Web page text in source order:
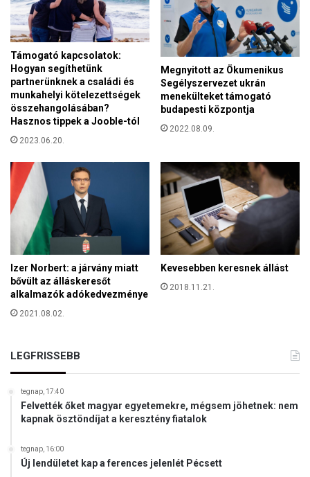
s
o
k
a
t
h
e
t
n
!
–
G
á
e
l
n
s
a
V
a
r
p
Támogató kapcsolatok:
Hogyan segíthetünk
partnerünknek a családi és
munkahelyi kötelezettségek
összehangolásában?
Hasznos tippek a Jooble-tól
2023.06.20.
Megnyitott az Ökumenikus
Segélyszervezet ukrán
menekülteket támogató
budapesti központja
2022.08.09.
Izer Norbert: a járvány miatt
bővült az álláskeresőt
alkalmazók adókedvezménye
2021.08.02.
Kevesebben keresnek állást
2018.11.21.
LEGFRISSEBB
tegnap, 17:40
Felvették őket magyar egyetemekre, mégsem jöhetnek: nem
kapnak ösztöndíjat a keresztény fiatalok
tegnap, 16:00
Új lendületet kap a ferences jelenlét Pécsett